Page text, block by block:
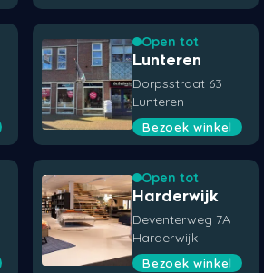
Open tot
Lunteren
Dorpsstraat 63
Lunteren
Bezoek winkel
Open tot
Harderwijk
Deventerweg 7A
Harderwijk
Bezoek winkel